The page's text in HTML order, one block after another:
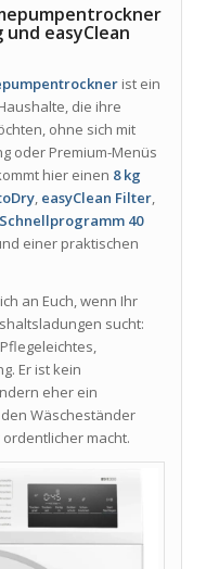
easyClean
ist ein
die ihre
ohne sich mit
oder Premium-Menüs
hier einen 8 kg
, easyClean Filter,
40
einer praktischen
an Euch, wenn Ihr
sucht:
Er ist kein
eher ein
Wäscheständer
macht.